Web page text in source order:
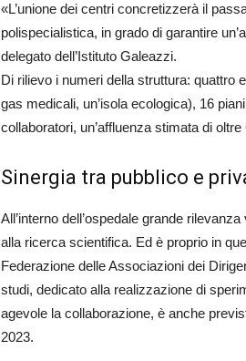
«L’unione dei centri concretizzerà il
polispecialistica, in grado di garantire
delegato dell’Istituto Galeazzi.
Di rilievo i numeri della struttura: quattro
gas medicali, un’isola ecologica), 16
collaboratori, un’affluenza stimata di
Sinergia tra pubblico e
All’interno dell’ospedale grande
alla ricerca scientifica. Ed è proprio in
Federazione delle Associazioni dei
studi, dedicato alla realizzazione di
agevole la collaborazione, è anche
2023.